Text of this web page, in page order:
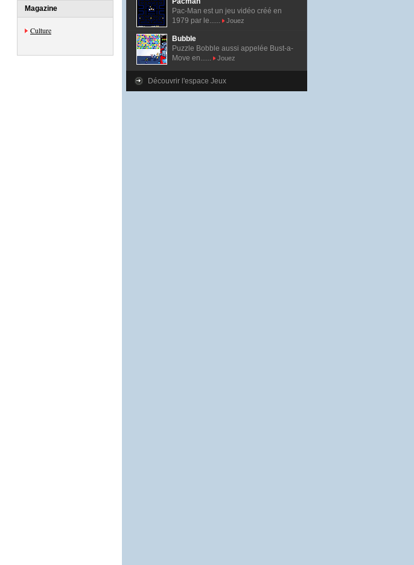
Magazine
Culture
Pac-Man est un jeu vidéo créé en
1979 par le......
Jouez
Bubble
Puzzle Bobble aussi appelée Bust-a-
Move en......
Jouez
Découvrir l'espace Jeux